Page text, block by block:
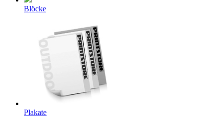
Blöcke
Plakate